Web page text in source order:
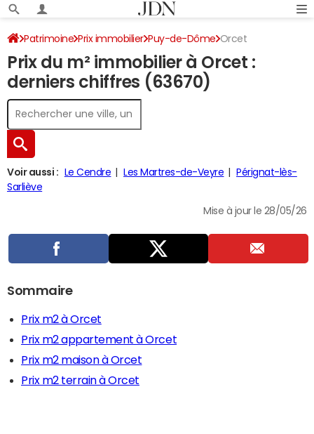
Patrimoine Prix immobilier Puy-de-Dôme Orcet
Prix du m² immobilier à Orcet :
derniers chiffres (63670)
Voir aussi : Le Cendre Les Martres-de-Veyre
Pérignat-lès-
Sarliève
Mise à jour le 28/05/26
Sommaire
Prix m2 à Orcet
Prix m2 appartement à Orcet
Prix m2 maison à Orcet
Prix m2 terrain à Orcet